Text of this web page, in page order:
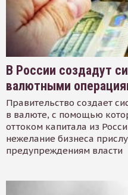
В России создадут
валютными
Правительство создает
в валюте, с помощью
оттоком капитала из
нежелание бизнеса
предупреждениям власти